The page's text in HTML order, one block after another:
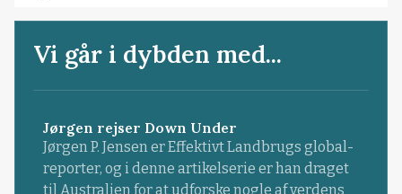
Vi går i dybden med...
Jørgen rejser Down Under
Jørgen P. Jensen er Effektivt Landbrugs global-
reporter, og i denne artikelserie er han draget
til Australien for at udforske nogle af verdens